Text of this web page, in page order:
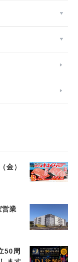
金）
営業
50周